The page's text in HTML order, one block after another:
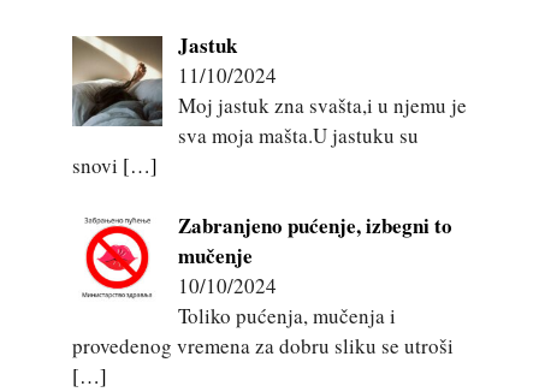
Jastuk
11/10/2024
Moj jastuk zna svašta,i u njemu je
sva moja mašta.U jastuku su
snovi […]
Zabranjeno pućenje, izbegni to
mučenje
10/10/2024
Toliko pućenja, mučenja i
provedenog vremena za dobru sliku se utroši
[…]